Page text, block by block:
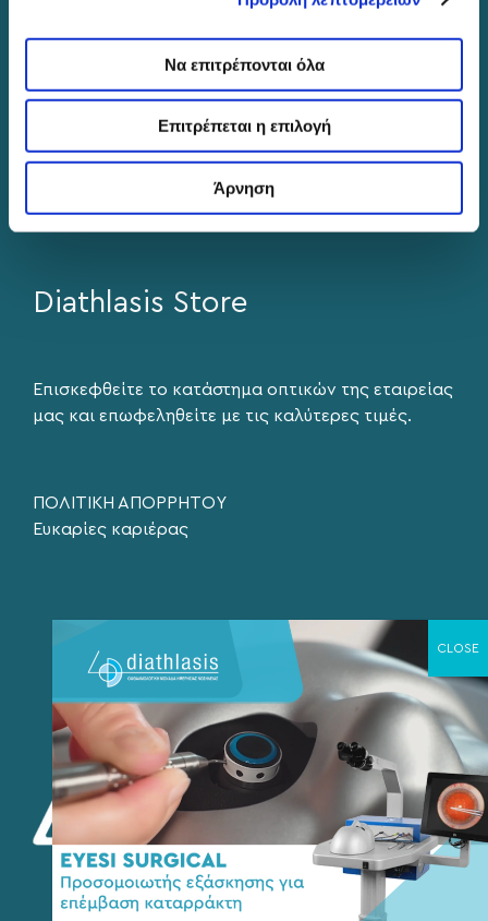
Να επιτρέπονται όλα
Επιτρέπεται η επιλογή
Άρνηση
Βρείτε μας στα social media
Diathlasis Store
Επισκεφθείτε το κατάστημα οπτικών της εταιρείας
μας και επωφεληθείτε με τις καλύτερες τιμές.
ΠΟΛΙΤΙΚΗ ΑΠΟΡΡΗΤΟΥ
Ευκαρίες καριέρας